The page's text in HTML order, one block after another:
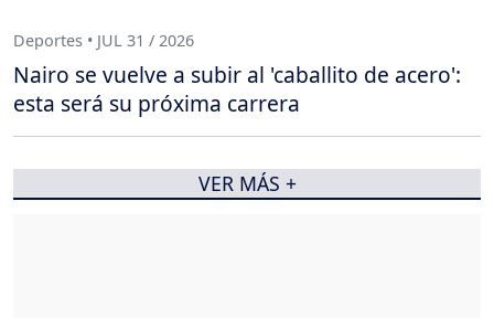
Deportes • JUL 31 / 2026
Nairo se vuelve a subir al 'caballito de acero':
esta será su próxima carrera
VER MÁS +